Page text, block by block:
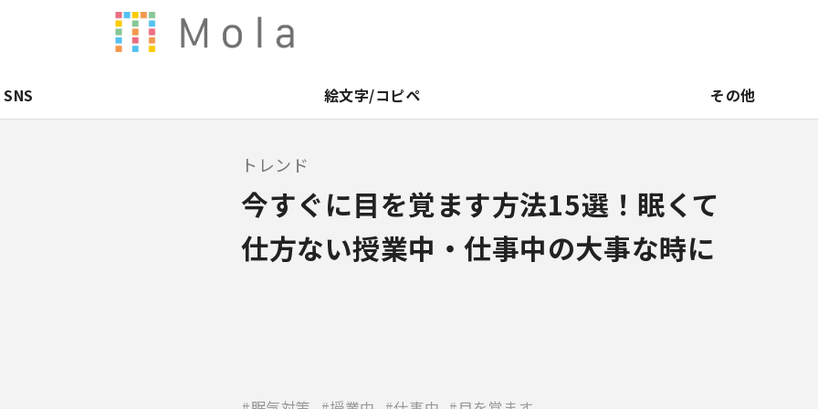
SNS 絵文字/コピペ その他
トレンド
今すぐに目を覚ます方法15選！眠くて
仕方ない授業中・仕事中の大事な時に